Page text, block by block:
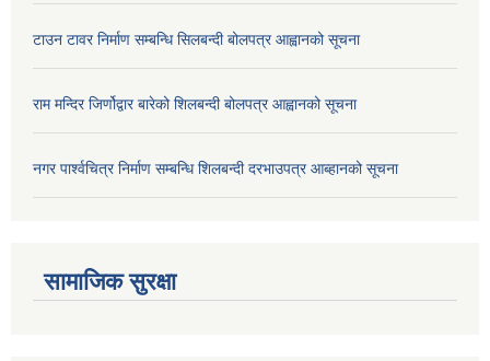
टाउन टावर निर्माण सम्बन्धि सिलबन्दी बोलपत्र आह्वानको सूचना
राम मन्दिर जिर्णोद्वार बारेको शिलबन्दी बोलपत्र आह्वानको सूचना
नगर पार्श्वचित्र निर्माण सम्बन्धि शिलबन्दी दरभाउपत्र आब्हानको सूचना
सामाजिक सुरक्षा